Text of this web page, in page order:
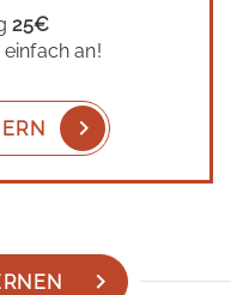
25€
an!